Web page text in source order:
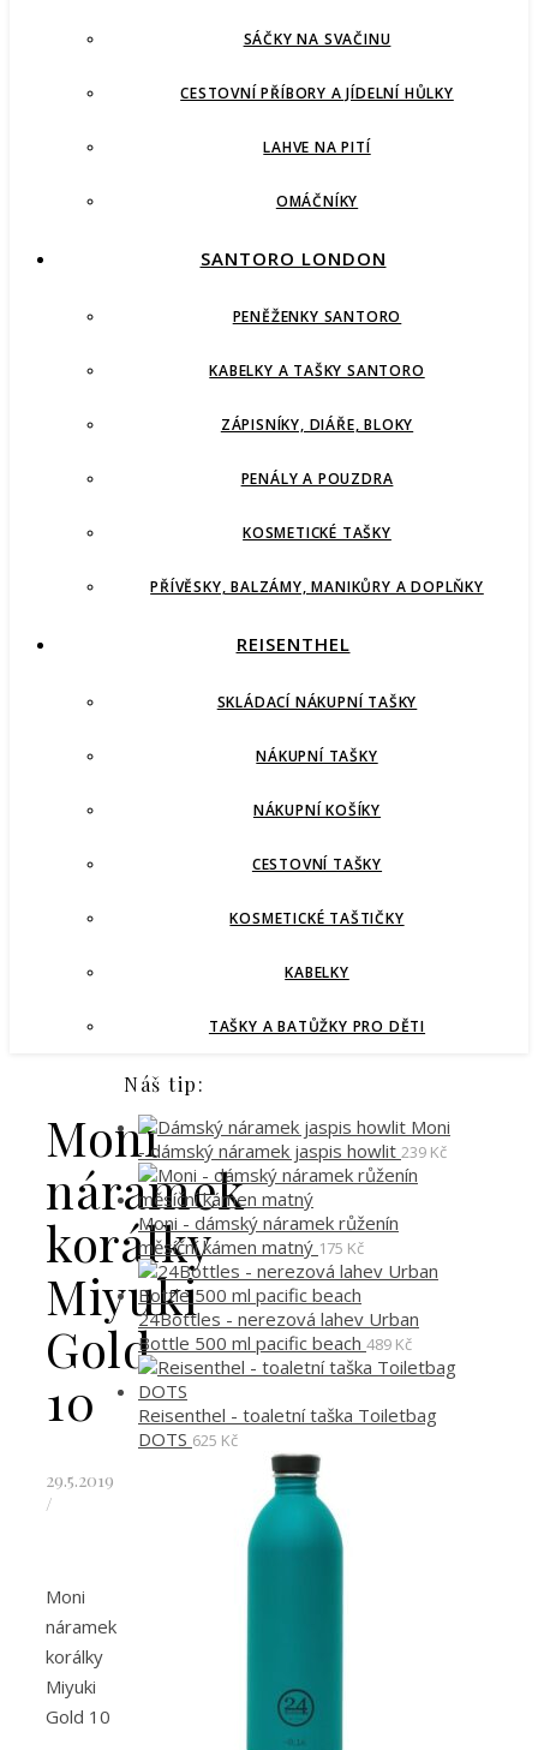
SÁČKY NA SVAČINU
CESTOVNÍ PŘÍBORY A JÍDELNÍ HŮLKY
LAHVE NA PITÍ
OMÁČNÍKY
SANTORO LONDON
PENĚŽENKY SANTORO
KABELKY A TAŠKY SANTORO
ZÁPISNÍKY, DIÁŘE, BLOKY
PENÁLY A POUZDRA
KOSMETICKÉ TAŠKY
PŘÍVĚSKY, BALZÁMY, MANIKŮRY A DOPLŇKY
REISENTHEL
SKLÁDACÍ NÁKUPNÍ TAŠKY
NÁKUPNÍ TAŠKY
NÁKUPNÍ KOŠÍKY
CESTOVNÍ TAŠKY
KOSMETICKÉ TAŠTIČKY
KABELKY
TAŠKY A BATŮŽKY PRO DĚTI
Moni
náramek
korálky
Miyuki
Gold
10
29.5.2019
/
Moni
náramek
korálky
Miyuki
Gold 10
Náš tip:
Moni
- dámský náramek jaspis howlit 239 Kč
Moni - dámský náramek růženín
měsíční kámen matný 175 Kč
24Bottles - nerezová lahev Urban
Bottle 500 ml pacific beach 489 Kč
Reisenthel - toaletní taška Toiletbag
DOTS 625 Kč